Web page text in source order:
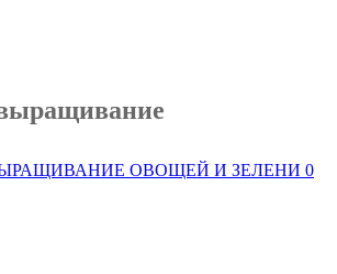
ОВОЩЕЙ И ЗЕЛЕНИ 0